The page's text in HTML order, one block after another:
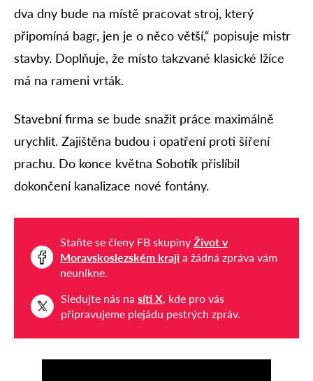
dva dny bude na místě pracovat stroj, který
připomíná bagr, jen je o něco větší,“ popisuje mistr
stavby. Doplňuje, že místo takzvané klasické lžíce
má na rameni vrták.
Stavební firma se bude snažit práce maximálně
urychlit. Zajištěna budou i opatření proti šíření
prachu. Do konce května Sobotík přislíbil
dokončení kanalizace nové fontány.
Staňte se členy FB skupiny Život v
Moravskoslezském kraji a žádná zpráva vám
neunikne.
Sledujte nás na síti X, kde pro vás
připravujeme plejádu pestrých zpráv.